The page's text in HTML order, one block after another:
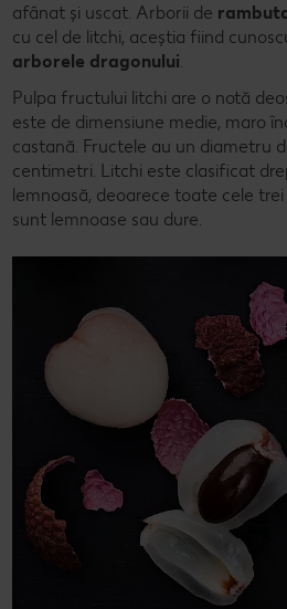
afânat și uscat. Arborii de
cu cel de litchi, aceștia fiind
arborele dragonului
Pulpa fructului litchi are o notă
este de dimensiune medie, maro
castană. Fructele au un diametru
centimetri. Litchi este clasificat
lemnoasă, deoarece toate cele
sunt lemnoase sau dure.